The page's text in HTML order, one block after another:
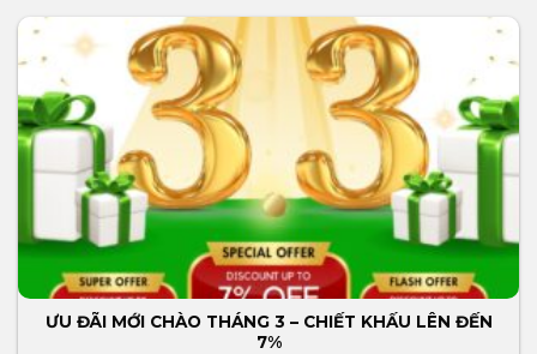
ƯU ĐÃI MỚI CHÀO THÁNG 3 – CHIẾT KHẤU LÊN ĐẾN
7%